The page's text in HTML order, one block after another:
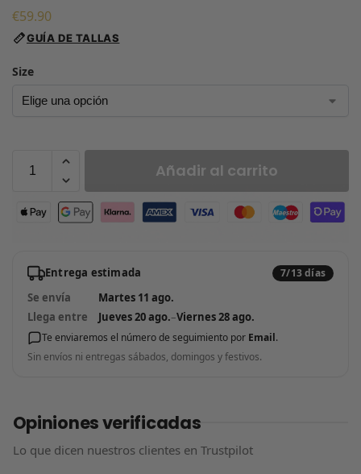
€59.90
GUÍA DE TALLAS
Size
Añadir al carrito
Entrega estimada 7/13 días
Se envía
Martes 11 ago.
Llega entre
Jueves 20 ago.–Viernes 28 ago.
Te enviaremos el número de seguimiento por Email.
Sin envíos ni entregas sábados, domingos y festivos.
Opiniones verificadas
Lo que dicen nuestros clientes en Trustpilot